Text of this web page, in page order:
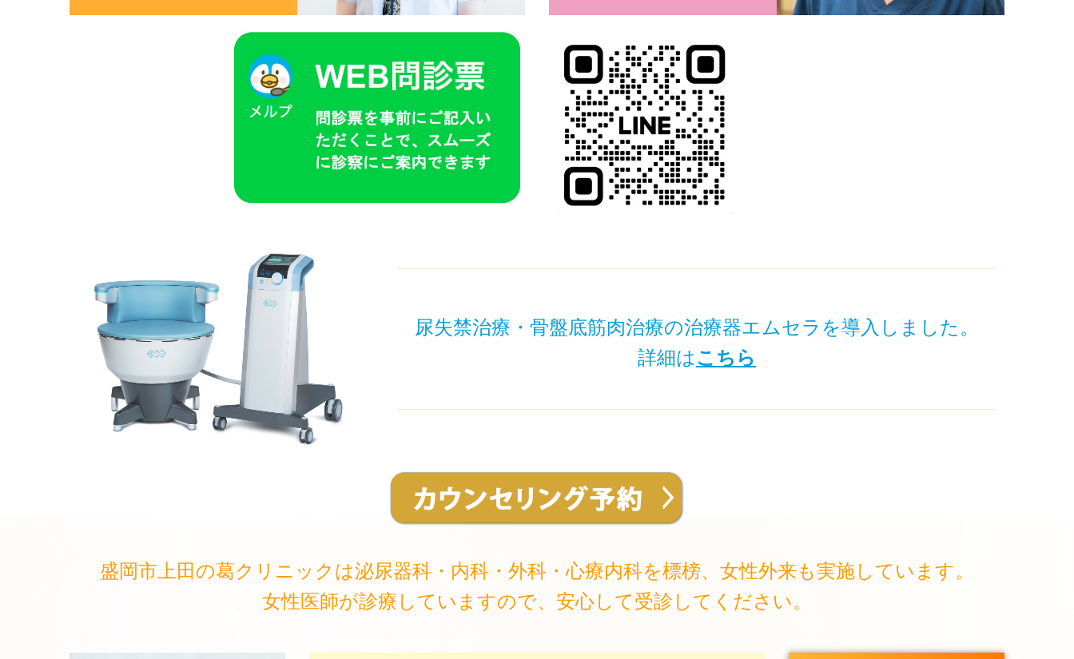
尿失禁治療・骨盤底筋肉治療の治療器エムセラを導入しました。
詳細はこちら
盛岡市上田の葛クリニックは泌尿器科・内科・外科・心療内科を標榜、女性外来も実施しています。
女性医師が診療していますので、安心して受診してください。